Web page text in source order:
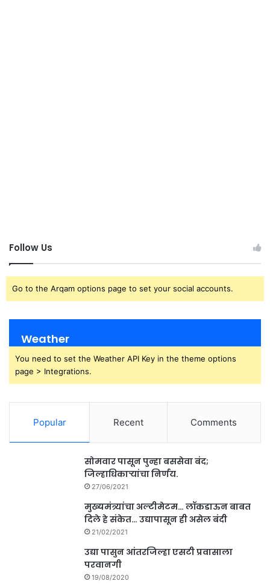
Follow Us
Go to the Arqam options page to set your social accounts.
Weather
You need to set the Weather API Key in the theme options
page > Integrations.
Popular Recent Comments
सोमवार पासून पुन्हा बससेवा बंद;
जिल्हाधिकाऱ्यांचा निर्णय.
27/06/2021
मुख्यमंत्र्यांचा अल्टीमेटम… लॉकडाऊन बाबत
दिले हे संकेत… उद्यापासून ही असेल बंदी
21/02/2021
उद्या पासुन आंतरजिल्हा एसटी प्रवासाला
परवानगी
19/08/2020